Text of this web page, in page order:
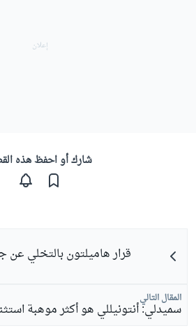
شارك أو احفظ هذه
قرار هاميلتون بالتخلي عن
المقال التالي
سميدلي: أنتونيللي هو أكثر موهبة